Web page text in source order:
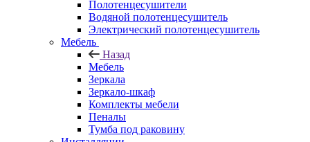
Полотенцесушители
Водяной полотенцесушитель
Электрический полотенцесушитель
Мебель
Назад
Мебель
Зеркала
Зеркало-шкаф
Комплекты мебели
Пеналы
Тумба под раковину